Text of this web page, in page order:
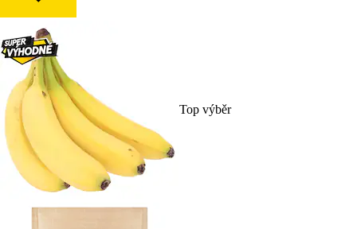
Top výběr